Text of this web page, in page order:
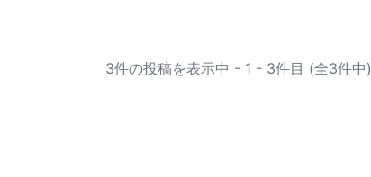
3件の投稿を表示中 - 1 - 3件目 (全3件中)